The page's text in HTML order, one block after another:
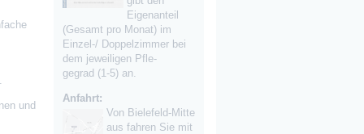
und
Eigenanteil
(Gesamt pro Monat) im
Einzel-/ Doppelzimmer bei
dem jeweiligen Pfle-
gegrad (1-5) an.
Anfahrt:
Von Bielefeld-Mitte
aus fahren Sie mit